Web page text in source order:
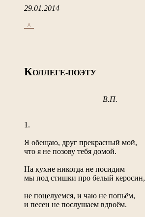
29.01.2014
_^_
КОЛЛЕГЕ-ПОЭТУ
В.П.
1.
Я обещаю, друг прекрасный мой,
что я не позову тебя домой.
На кухне никогда не посидим
мы под стишки про белый керосин,
не поцелуемся, и чаю не попьём,
и песен не послушаем вдвоём.